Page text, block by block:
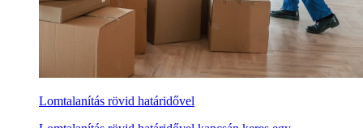
Lomtalanítás rövid határidővel